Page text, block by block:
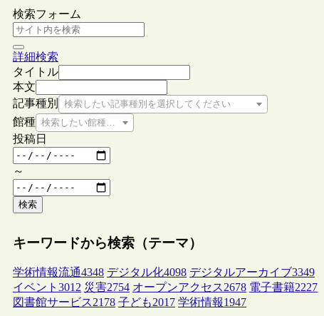
検索フォーム
詳細検索
タイトル
本文
記事種別
検索したい記事種別を選択してください
館種 検索したい館種を選択してください
投稿日
～
検索
キーワードから検索（テーマ）
学術情報流通4348 デジタル化4098 デジタルアーカイブ3349
イベント 3012 災害2754 オープンアクセス2678 電子書籍2227
図書館サービス2178 子ども2017 学術情報1947